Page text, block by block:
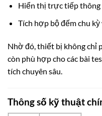
Hiển thị trực tiếp thông
Tích hợp bộ đếm chu
Nhờ đó, thiết bị không chỉ
còn phù hợp cho các bài
tích chuyên sâu.
Thông số kỹ thuật